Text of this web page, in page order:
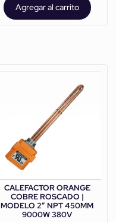
Agregar al carrito
CALEFACTOR ORANGE
COBRE ROSCADO |
MODELO 2” NPT 450MM
9000W 380V